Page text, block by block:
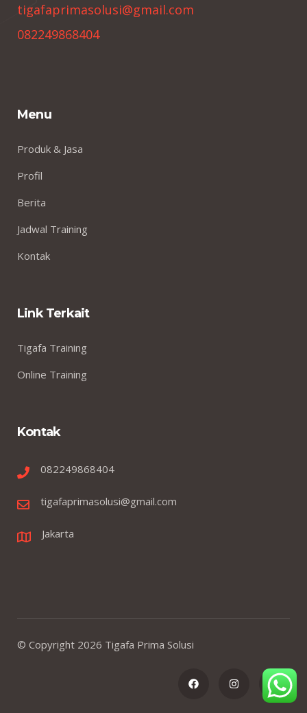
tigafaprimasolusi@gmail.com
082249868404
Menu
Produk & Jasa
Profil
Berita
Jadwal Training
Kontak
Link Terkait
Tigafa Training
Online Training
Kontak
082249868404
tigafaprimasolusi@gmail.com
Jakarta
© Copyright 2026 Tigafa Prima Solusi